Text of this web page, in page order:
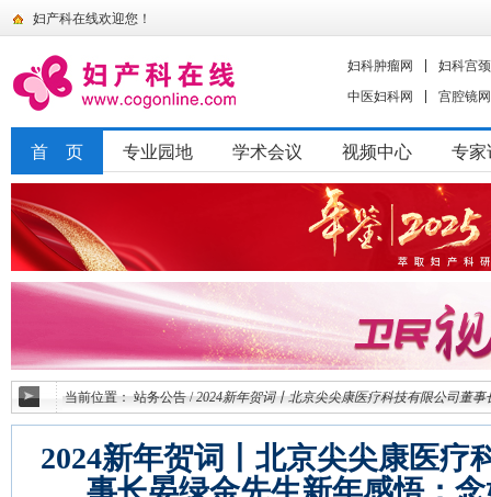
妇产科在线欢迎您！
妇科肿瘤网
妇科宫
中医妇科网
宫腔镜网
首 页 专业园地 学术会议 视频中心 专家
当前位置：站务公告 / 2024新年贺词丨北京尖尖康医疗科技有限公司董
2024新年贺词丨北京尖尖康医疗